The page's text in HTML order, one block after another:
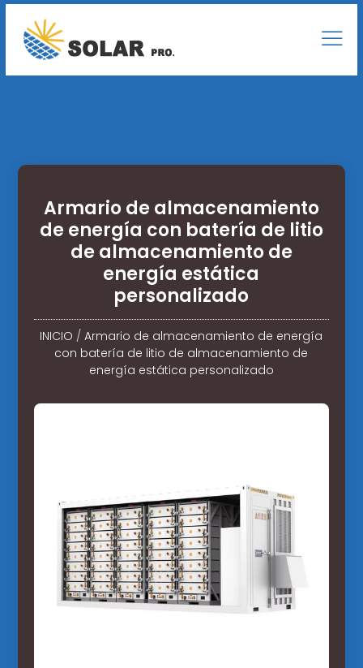
Armario de almacenamiento
de energía con batería de litio
de almacenamiento de
energía estática
personalizado
INICIO /Armario de almacenamiento de energía
con batería de litio de almacenamiento de
energía estática personalizado